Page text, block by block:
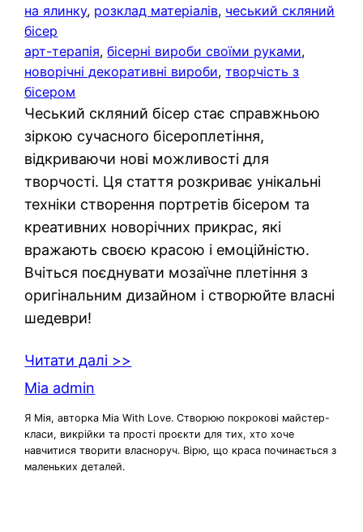
на ялинку, розклад матеріалів, чеський скляний
бісер
арт-терапія, бісерні вироби своїми руками
новорічні декоративні вироби, творчість з
бісером
Чеський скляний бісер стає справжньою
зіркою сучасного бісероплетіння,
відкриваючи нові можливості для
творчості. Ця стаття розкриває унікальні
техніки створення портретів бісером та
креативних новорічних прикрас, які
вражають своєю красою і емоційністю.
Вчіться поєднувати мозаїчне плетіння з
оригінальним дизайном і створюйте власні
шедеври!
Читати далі >>
Mia admin
Я Мія, авторка Mia With Love. Створюю покрокові майстер-
класи, викрійки та прості проєкти для тих, хто хоче
навчитися творити власноруч. Вірю, що краса починається з
маленьких деталей.